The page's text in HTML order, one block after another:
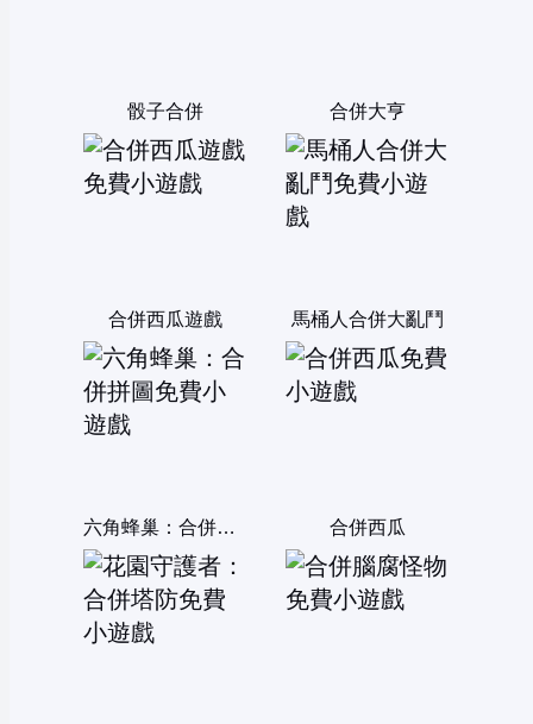
骰子合併 合併大亨
合併西瓜遊戲 馬桶人合併大亂鬥
六角蜂巢：合併拼圖 合併西瓜